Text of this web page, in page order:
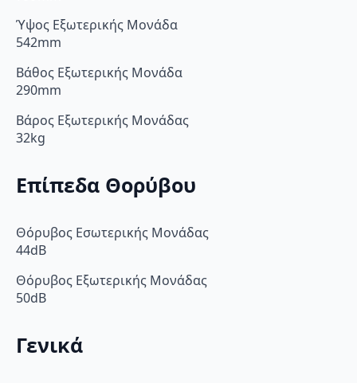
Ύψος Εξωτερικής Μονάδα
542mm
Βάθος Εξωτερικής Μονάδα
290mm
Βάρος Εξωτερικής Μονάδας
32kg
Επίπεδα Θορύβου
Θόρυβος Εσωτερικής Μονάδας
44dB
Θόρυβος Εξωτερικής Μονάδας
50dB
Γενικά